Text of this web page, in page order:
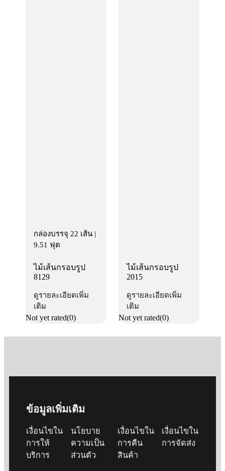
กล่องบรรจุ 22 เส้น |
9.51 ฟุต
ไม้เส้นกรอบรูป
8129
ดูรายละเอียดเพิ่ม
เติม
Not yet rated(0)
ไม้เส้นกรอบรูป
2015
ดูรายละเอียดเพิ่ม
เติม
Not yet rated(0)
ข้อมูลเพิ่มเติม
เงื่อนไขใน
การให้
บริการ
นโยบาย
ความเป็น
ส่วนตัว
เงื่อนไขใน
การคืน
สินค้า
เงื่อนไขใน
การจัดส่ง